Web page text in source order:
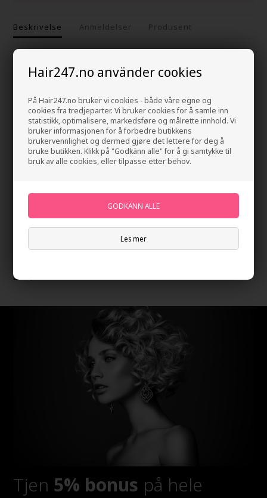
Hair247.no använder cookies
På Hair247.no bruker vi cookies - både våre egne og
cookies fra tredjeparter. Vi bruker cookies for å samle inn
statistikk, optimalisere, markedsføre og målrette innhold. Vi
bruker informasjonen for å forbedre butikkens
brukervennlighet og dermed gjøre det lettere for deg å
bruke butikken. Klikk på "Godkänn alle" for å gi samtykke til
bruk av alle cookies, eller tilpasse etter behov.
Les mer
Beskrivelse Anmeldelser Produsent
Living Proof Restore Perfecting Spray er en lett og omtenksom
reparasjonsspray.
Living Proof Restore Perfecting Spray egenskaper
Sprayen styrker håret, samtidig som håret blir mykt og filtrert ut.
Håret får en naturlig glans og lett fylde. Perfecting Spray er UV- og
varmebeskyttende.
Hvordan bruke Living Proof Restore Perfecting Spray
Spray på rent, fuktig hår fra rot til spiss - fokuser på filtrerte
Innhold: 236 ml
Living Proof
Tjen 5% bonus på hele